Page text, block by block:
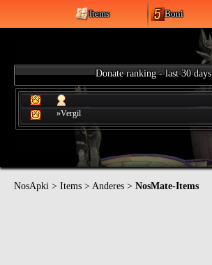
Items Boni
Donate ranking - last 30 days
»Vergil
NosApki > Items > Anderes > NosMate-Items